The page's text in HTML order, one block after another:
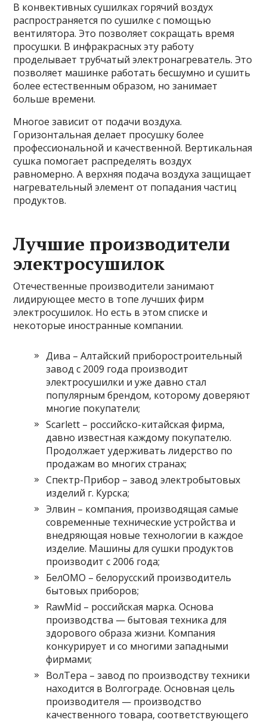
В конвективных сушилках горячий воздух
распространяется по сушилке с помощью
вентилятора. Это позволяет сокращать время
просушки. В инфракрасных эту работу
проделывает трубчатый электронагреватель. Это
позволяет машинке работать бесшумно и сушить
более естественным образом, но занимает
больше времени.
Многое зависит от подачи воздуха.
Горизонтальная делает просушку более
профессиональной и качественной. Вертикальная
сушка помогает распределять воздух
равномерно. А верхняя подача воздуха защищает
нагревательный элемент от попадания частиц
продуктов.
Лучшие производители
электросушилок
Отечественные производители занимают
лидирующее место в топе лучших фирм
электросушилок. Но есть в этом списке и
некоторые иностранные компании.
Дива – Алтайский приборостроительный
завод с 2009 года производит
электросушилки и уже давно стал
популярным брендом, которому доверяют
многие покупатели;
Scarlett – российско-китайская фирма,
давно известная каждому покупателю.
Продолжает удерживать лидерство по
продажам во многих странах;
Спектр-Прибор – завод электробытовых
изделий г. Курска;
Элвин – компания, производящая самые
современные технические устройства и
внедряющая новые технологии в каждое
изделие. Машины для сушки продуктов
производит с 2006 года;
БелОМО – белорусский производитель
бытовых приборов;
RawMid – российская марка. Основа
производства — бытовая техника для
здорового образа жизни. Компания
конкурирует и со многими западными
фирмами;
ВолТера – завод по производству техники
находится в Волгограде. Основная цель
производителя — производство
качественного товара, соответствующего